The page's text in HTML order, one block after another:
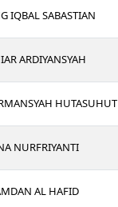
IQBAL SABASTIAN
ARDIYANSYAH
HUTASUHUT
NURFRIYANTI
AL HAFID